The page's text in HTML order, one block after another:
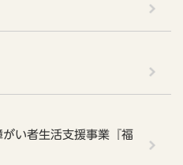
い者生活支援事業『福